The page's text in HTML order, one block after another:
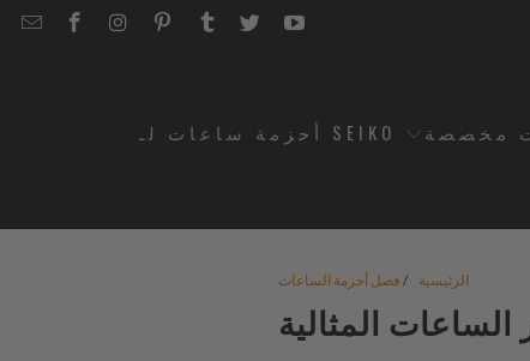
EMAILSTRAPCODE
STRAPCODE
STRAPCODE
STRAPCODE
STRAPCODE
TWITTER
STRAPCODE
YOUTUBE
أحزمة ساعات لـ SEIKO مخصصة
الرئيسية / فصل أحزمة الساعات
المثالية